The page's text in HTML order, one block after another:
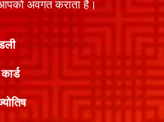
अवगत कराता है।